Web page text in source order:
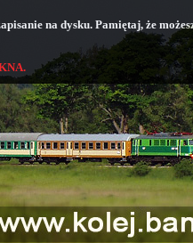
na dysku. Pamiętaj, że